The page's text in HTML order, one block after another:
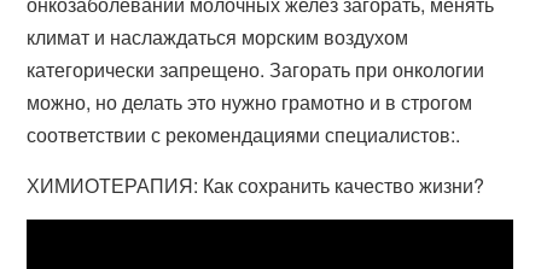
климат и наслаждаться морским воздухом
категорически запрещено. Загорать при онкологии
можно, но делать это нужно грамотно и в строгом
соответствии с рекомендациями специалистов:.
ХИМИОТЕРАПИЯ: Как сохранить качество жизни?